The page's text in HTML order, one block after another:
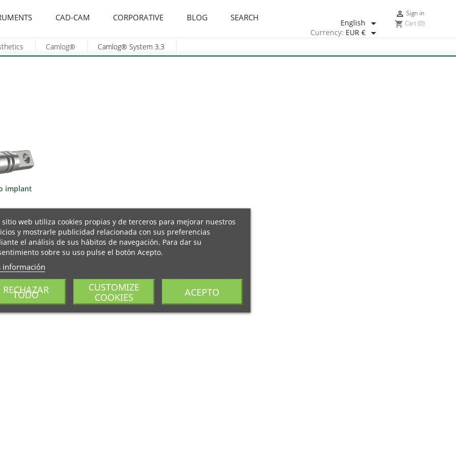
CAD-CAM CORPORATIVE BLOG SEARCH
English 
Currency: EUR € 
 Sign in
shopping_cart Cart(0)
Camlog® Camlog® System 3.3
implant
sitio web utiliza cookies propias y de terceros para mejorar nuestros
y mostrarle publicidad relacionada con sus preferencias
el análisis de sus hábitos de navegación. Para dar su
sobre su uso pulse el botón Acepto.
información
RECHAZAR
TODO
CUSTOMIZE
COOKIES
ACEPTO